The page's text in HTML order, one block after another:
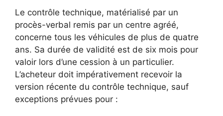
Le contrôle technique, matérialisé par un
procès-verbal remis par un centre agréé,
concerne tous les véhicules de plus de quatre
ans. Sa durée de validité est de six mois pour
valoir lors d’une cession à un particulier.
L’acheteur doit impérativement recevoir la
version récente du contrôle technique, sauf
exceptions prévues pour :